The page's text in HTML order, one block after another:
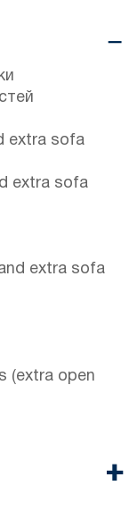
extra sofa
extra sofa
extra sofa
(extra open